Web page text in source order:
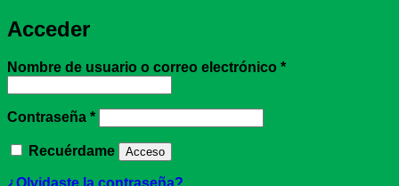
Acceder
Nombre de usuario o correo electrónico *Obligatorio
Contraseña *Obligatorio
Recuérdame Acceso